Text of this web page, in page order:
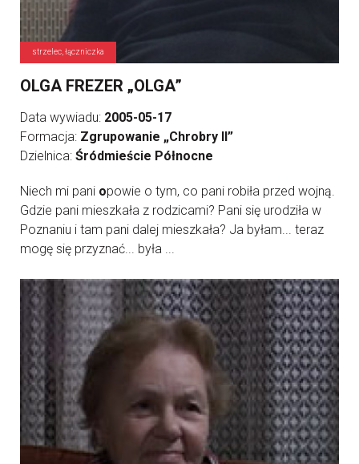
strzelec, łączniczka
OLGA FREZER „OLGA”
Data wywiadu: 2005-05-17
Formacja: Zgrupowanie „Chrobry II”
Dzielnica: Śródmieście Północne
Niech mi pani opowie o tym, co pani robiła przed wojną.
Gdzie pani mieszkała z rodzicami? Pani się urodziła w
Poznaniu i tam pani dalej mieszkała? Ja byłam... teraz
mogę się przyznać... była ...